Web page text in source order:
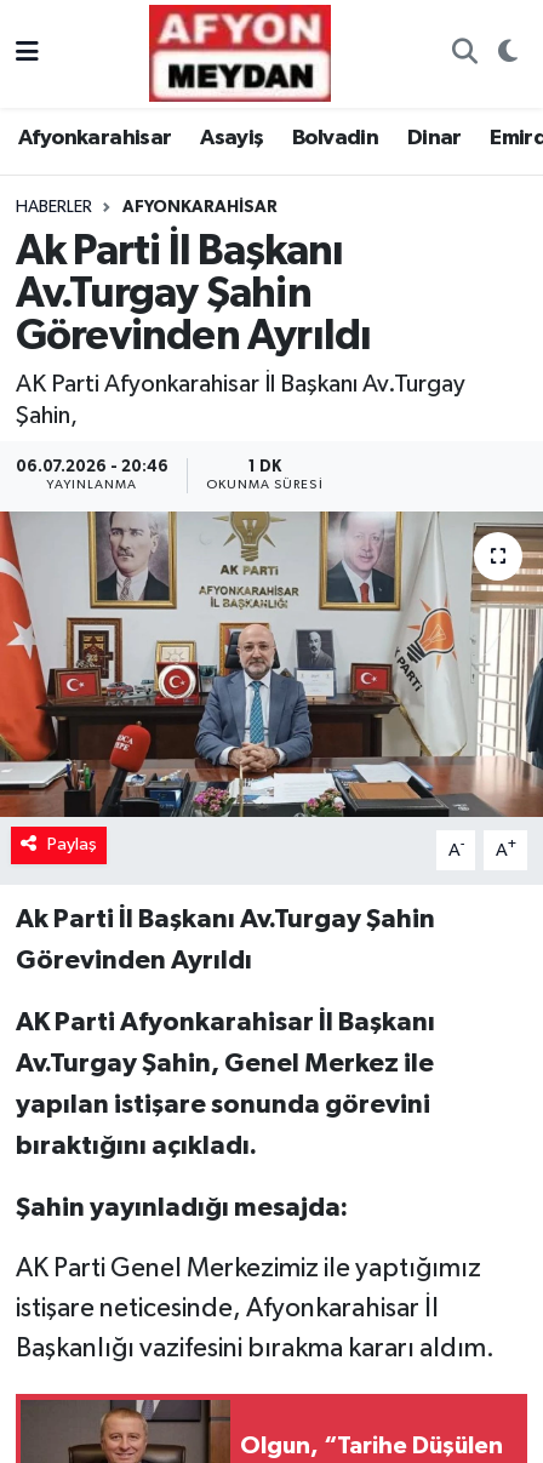
Afyonkarahisar Asayiş Bolvadin Dinar
HABERLER AFYONKARAHISAR
Ak Parti İl Başkanı
Av.Turgay Şahin
Görevinden Ayrıldı
AK Parti Afyonkarahisar İl Başkanı Av.Turgay
Şahin,
06.07.2026 - 20:46
YAYINLANMA
1 DK
OKUNMA SÜRESI
Paylaş A- A+
Ak Parti İl Başkanı Av.Turgay Şahin
Görevinden Ayrıldı
AK Parti Afyonkarahisar İl Başkanı
Av.Turgay Şahin, Genel Merkez ile
yapılan istişare sonunda görevini
bıraktığını açıkladı.
Şahin yayınladığı mesajda:
AK Parti Genel Merkezimiz ile yaptığımız
istişare neticesinde, Afyonkarahisar İl
Başkanlığı vazifesini bırakma kararı aldım.
Olgun, “Tarihe Düşülen
Nöbetçi Eczaneler
Trafik Durumu
Süper Lig Puan Durumu ve Fikstür
Tüm Manşetler
Son Dakika Haberleri
Haber Arşivi